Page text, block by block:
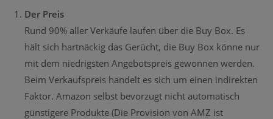
Der Preis
Rund 90% aller Verkäufe laufen über die Buy Box. Es
hält sich hartnäckig das Gerücht, die Buy Box könne nur
mit dem niedrigsten Angebotspreis gewonnen werden.
Beim Verkaufspreis handelt es sich um einen indirekten
Faktor. Amazon selbst bevorzugt nicht automatisch
günstigere Produkte (Die Provision von AMZ ist